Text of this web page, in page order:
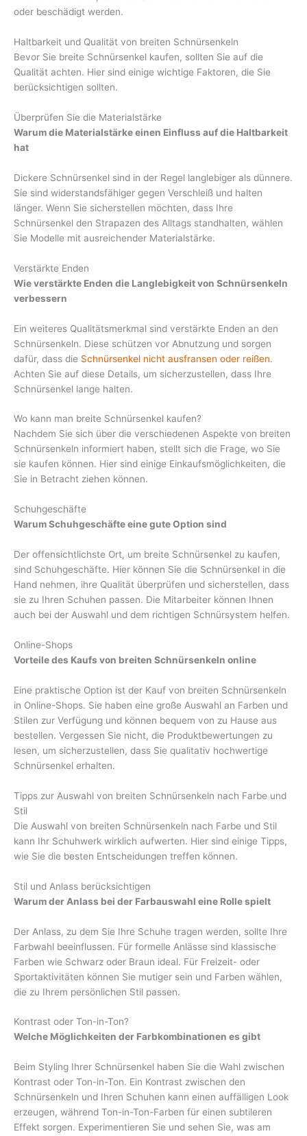
oder beschädigt werden.
Haltbarkeit und Qualität von breiten Schnürsenkeln
Bevor Sie breite Schnürsenkel kaufen, sollten Sie auf die
Qualität achten. Hier sind einige wichtige Faktoren, die Sie
berücksichtigen sollten.
Überprüfen Sie die Materialstärke
Warum die Materialstärke einen Einfluss auf die Haltbarkeit
hat
Dickere Schnürsenkel sind in der Regel langlebiger als dünnere.
Sie sind widerstandsfähiger gegen Verschleiß und halten
länger. Wenn Sie sicherstellen möchten, dass Ihre
Schnürsenkel den Strapazen des Alltags standhalten, wählen
Sie Modelle mit ausreichender Materialstärke.
Verstärkte Enden
Wie verstärkte Enden die Langlebigkeit von Schnürsenkeln
verbessern
Ein weiteres Qualitätsmerkmal sind verstärkte Enden an den
Schnürsenkeln. Diese schützen vor Abnutzung und sorgen
dafür, dass die Schnürsenkel nicht ausfransen oder reißen.
Achten Sie auf diese Details, um sicherzustellen, dass Ihre
Schnürsenkel lange halten.
Wo kann man breite Schnürsenkel kaufen?
Nachdem Sie sich über die verschiedenen Aspekte von breiten
Schnürsenkeln informiert haben, stellt sich die Frage, wo Sie
sie kaufen können. Hier sind einige Einkaufsmöglichkeiten, die
Sie in Betracht ziehen können.
Schuhgeschäfte
Warum Schuhgeschäfte eine gute Option sind
Der offensichtlichste Ort, um breite Schnürsenkel zu kaufen,
sind Schuhgeschäfte. Hier können Sie die Schnürsenkel in die
Hand nehmen, ihre Qualität überprüfen und sicherstellen, dass
sie zu Ihren Schuhen passen. Die Mitarbeiter können Ihnen
auch bei der Auswahl und dem richtigen Schnürsystem helfen.
Online-Shops
Vorteile des Kaufs von breiten Schnürsenkeln online
Eine praktische Option ist der Kauf von breiten Schnürsenkeln
in Online-Shops. Sie haben eine große Auswahl an Farben und
Stilen zur Verfügung und können bequem von zu Hause aus
bestellen. Vergessen Sie nicht, die Produktbewertungen zu
lesen, um sicherzustellen, dass Sie qualitativ hochwertige
Schnürsenkel erhalten.
Tipps zur Auswahl von breiten Schnürsenkeln nach Farbe und
Stil
Die Auswahl von breiten Schnürsenkeln nach Farbe und Stil
kann Ihr Schuhwerk wirklich aufwerten. Hier sind einige Tipps,
wie Sie die besten Entscheidungen treffen können.
Stil und Anlass berücksichtigen
Warum der Anlass bei der Farbauswahl eine Rolle spielt
Der Anlass, zu dem Sie Ihre Schuhe tragen werden, sollte Ihre
Farbwahl beeinflussen. Für formelle Anlässe sind klassische
Farben wie Schwarz oder Braun ideal. Für Freizeit- oder
Sportaktivitäten können Sie mutiger sein und Farben wählen,
die zu Ihrem persönlichen Stil passen.
Kontrast oder Ton-in-Ton?
Welche Möglichkeiten der Farbkombinationen es gibt
Beim Styling Ihrer Schnürsenkel haben Sie die Wahl zwischen
Kontrast oder Ton-in-Ton. Ein Kontrast zwischen den
Schnürsenkeln und Ihren Schuhen kann einen auffälligen Look
erzeugen, während Ton-in-Ton-Farben für einen subtileren
Effekt sorgen. Experimentieren Sie und sehen Sie, was am